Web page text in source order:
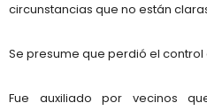
circunstancias que no están
Se presume que perdió el
Fue auxiliado por vecinos